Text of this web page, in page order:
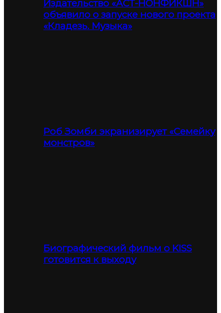
Издательство «АСТ-НОНФИКШН»
объявило о запуске нового проекта
«Кладезь. Музыка»
Роб Зомби экранизирует «Семейку
монстров»
Биографический фильм о KISS
готовится к выходу